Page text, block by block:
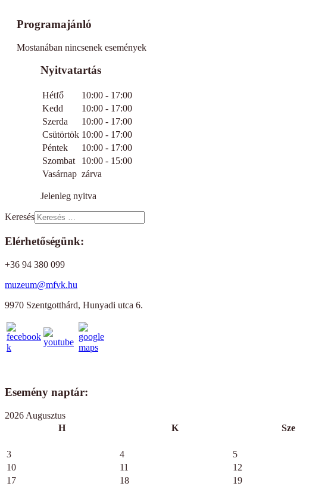
Programajánló
Mostanában nincsenek események
Nyitvatartás
Hétfő
10:00 - 17:00
Kedd
10:00 - 17:00
Szerda
10:00 - 17:00
Csütörtök 10:00 - 17:00
Péntek
10:00 - 17:00
Szombat
10:00 - 15:00
Vasárnap zárva
Jelenleg nyitva
Keresés
Elérhetőségünk:
+36 94 380 099
muzeum@mfvk.hu
9970 Szentgotthárd, Hunyadi utca 6.
Esemény naptár:
2026 Augusztus
H
K Sze
3
4 5
10
11 12
17
18 19